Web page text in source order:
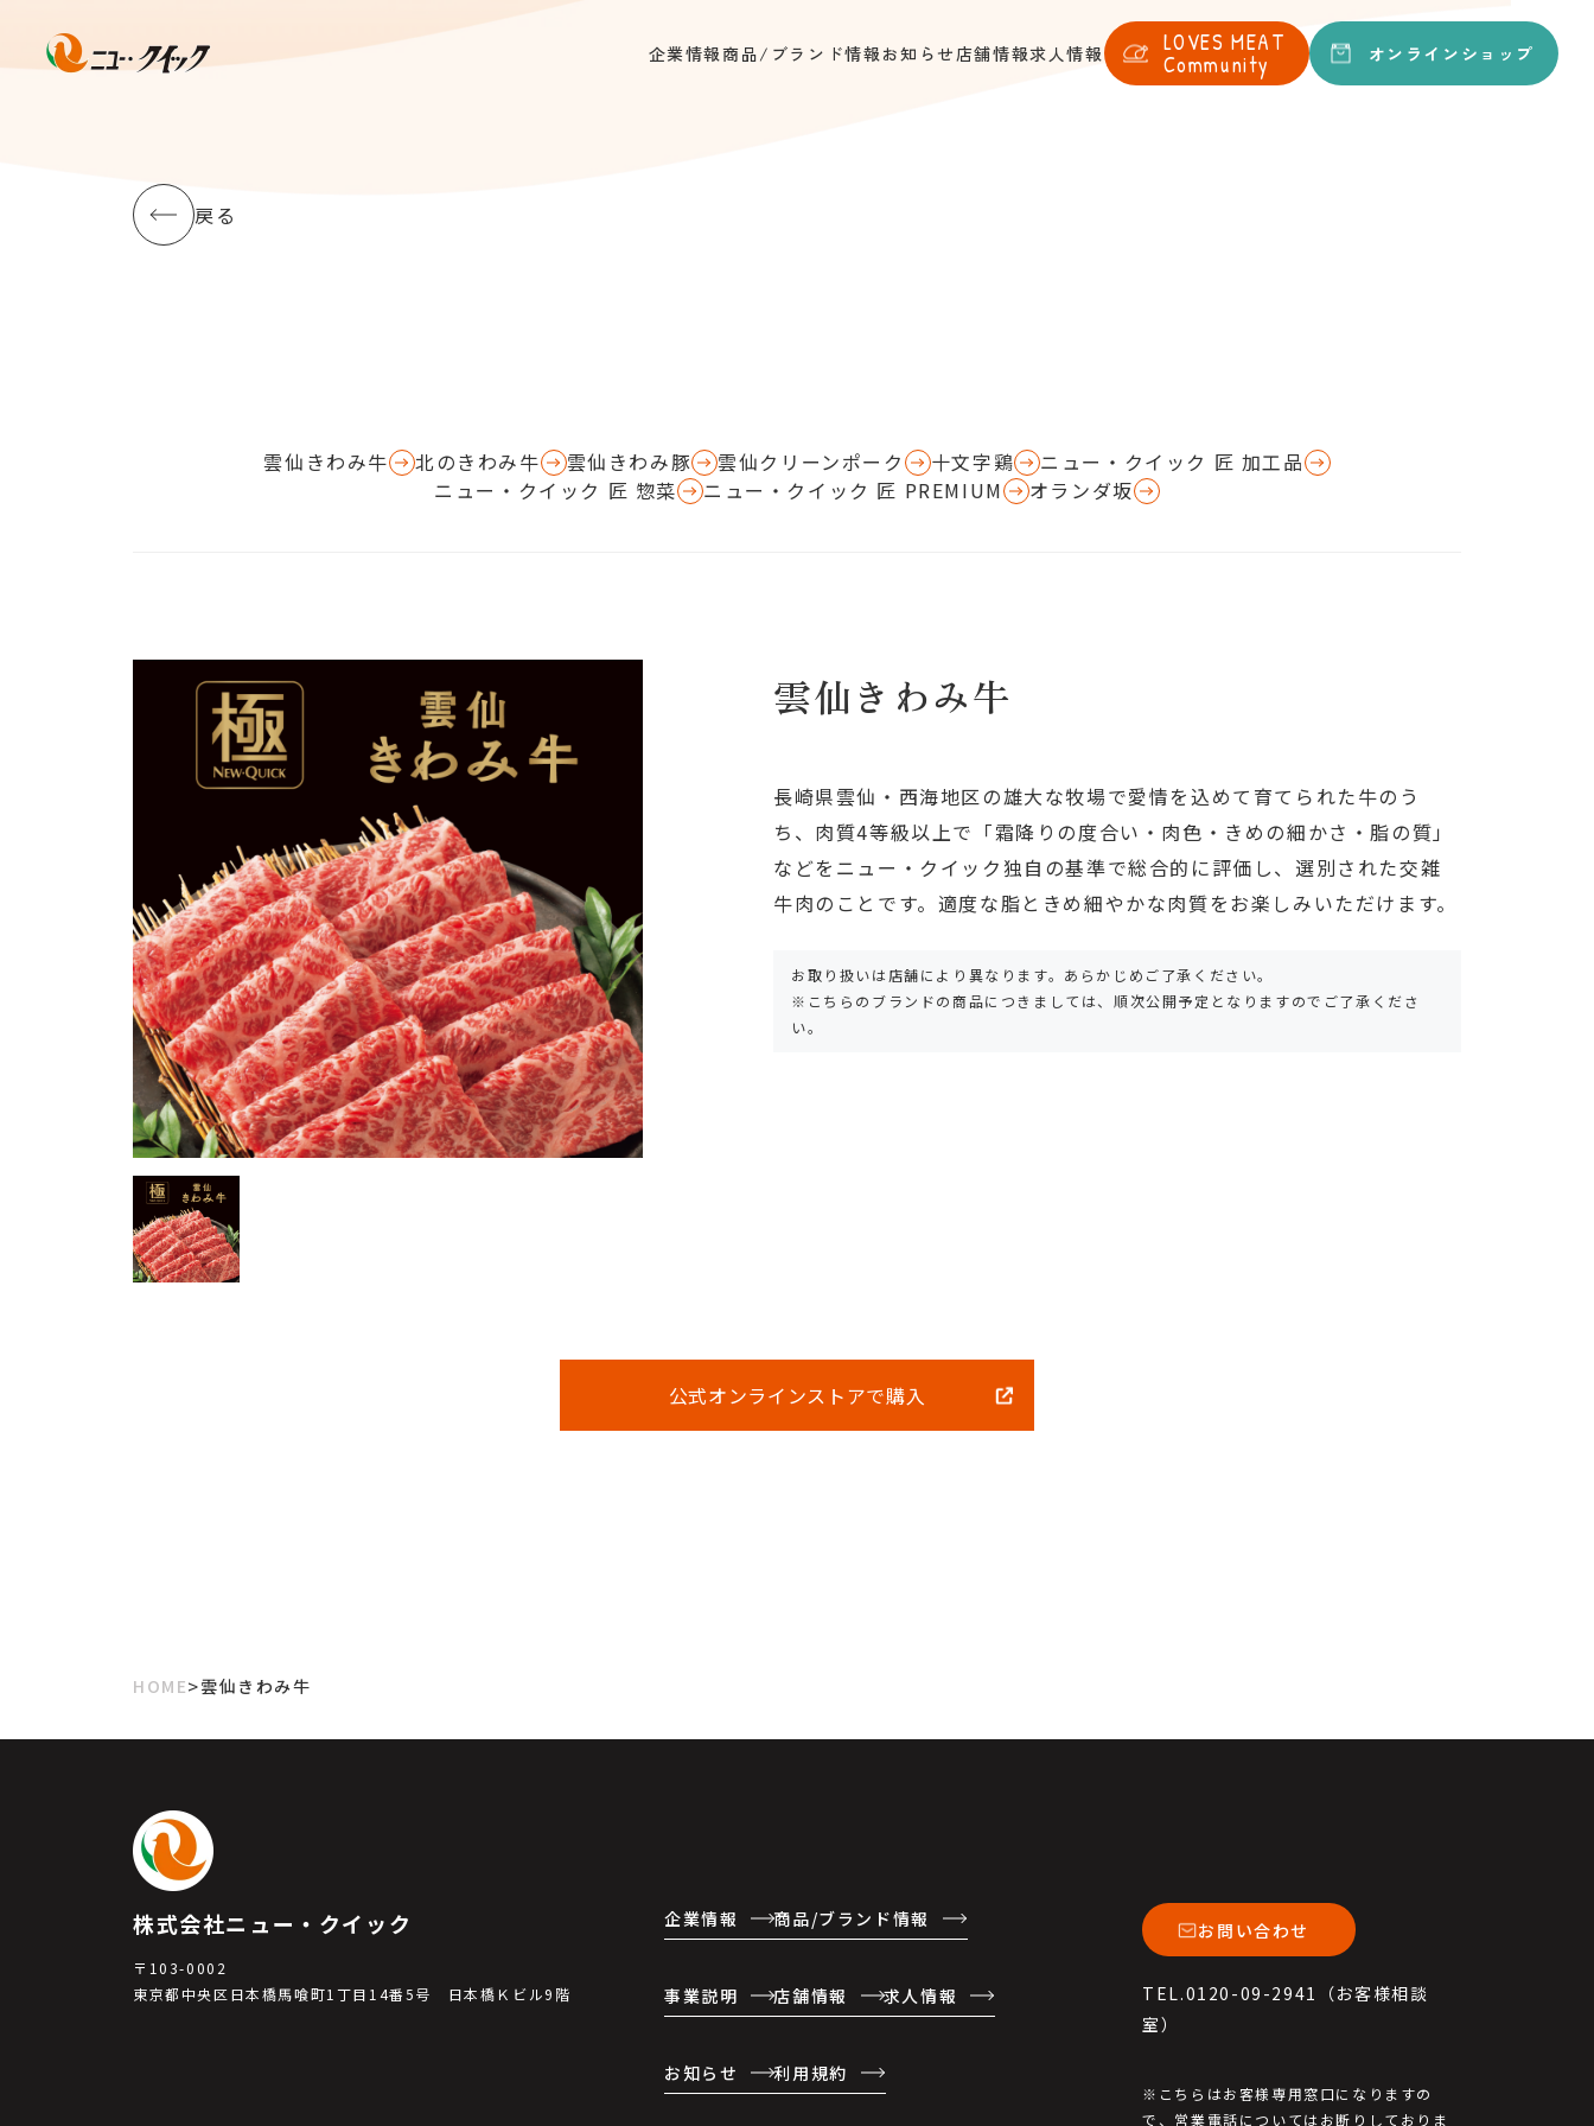
企業情報商品/ブランド情報お知らせ店舗情報求人情報 LOVESMEAT
Community オンライン ショップ
戻る
雲仙きわみ牛 北のきわみ牛 雲仙きわみ豚 雲仙クリーンポーク 十文字鶏
ニュー・クイック 匠 加工品
ニュー・クイック 匠 惣菜
ニュー・クイック 匠 PREMIUM オランダ坂
雲仙きわみ牛
長崎県雲仙・西海地区の雄大な牧場で愛情を込めて育てられた牛のう
ち、肉質4等級以上で「霜降りの度合い・肉色・きめの細かさ・脂の質」
などをニュー・クイック独自の基準で総合的に評価し、選別された交雑
牛肉のことです。適度な脂ときめ細やかな肉質をお楽しみいただけます。
お取り扱いは店舗により異なります。あらかじめご了承ください。
※こちらのブランドの商品につきましては、順次公開予定となりますのでご了承くださ
い。
公式オンラインストアで購入
HOME>雲仙きわみ牛
株式会社ニュー・クイック
〒103-0002
東京都中央区日本橋馬喰町1丁目14番5号 日本橋Ｋビル9階
企業情報 商品/ブランド情報
事業説明 店舗情報 求人情報
お知らせ 利用規約
お問い合わせ
TEL.0120-09-2941（お客様相談
室）
※こちらはお客様専用窓口になりますの
で、 営業電話についてはお断りしておりま